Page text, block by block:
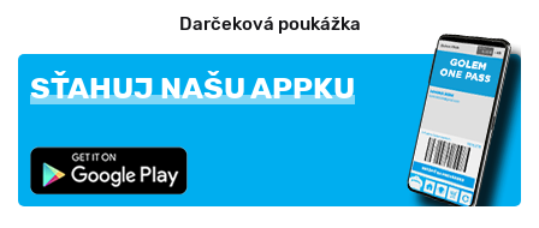
Darčeková poukážka
SŤAHUJ NAŠU APPKU